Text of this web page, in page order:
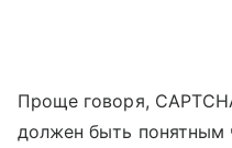
Проще говоря,
должен быть понятным